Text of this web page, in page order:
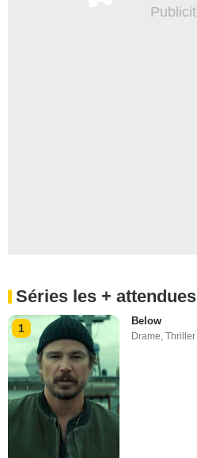
Séries les + attendues
1
Below
Drame,Thriller